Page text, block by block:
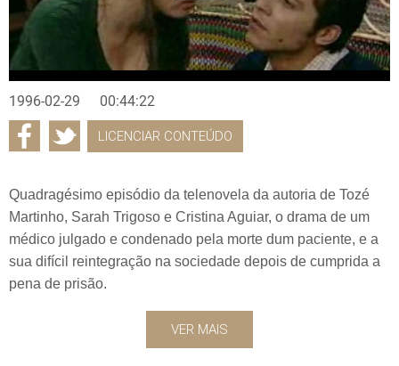
1996-02-29 00:44:22
LICENCIAR CONTEÚDO
Quadragésimo episódio da telenovela da autoria de Tozé
Martinho, Sarah Trigoso e Cristina Aguiar, o drama de um
médico julgado e condenado pela morte dum paciente, e a
sua difícil reintegração na sociedade depois de cumprida a
pena de prisão.
VER MAIS